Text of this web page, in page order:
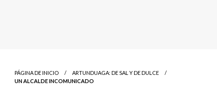
PÁGINA DE INICIO
ARTUNDUAGA: DE SAL Y DE DULCE
UN ALCALDE INCOMUNICADO